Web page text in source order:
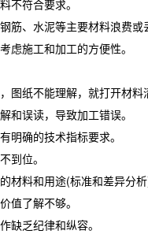
不符合要求。
筋、水泥等主要材料浪费或
虑施工和加工的方便性。
图纸不能理解，就打开材料
和误读，导致加工错误。
明确的技术指标要求。
到位。
材料和用途(标准和差异分
值了解不够。
缺乏纪律和纵容。